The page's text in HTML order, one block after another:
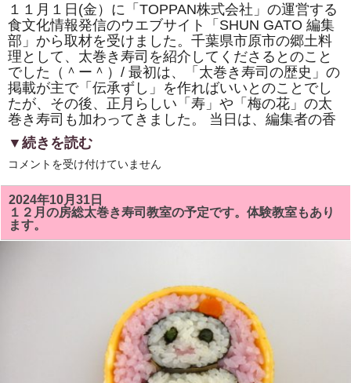
司
体
験
教
室」
で
「NHK
ワ
ー
ル
ド」
放
さ
て
い
る
「梅
の
花」
１１月１日(金）に「TOPPAN株式会社」の運営する
食文化情報発信のウエブサイト「SHUN GATO 編集
部」から取材を受けました。千葉県市原市の郷土料
理として、太巻き寿司を紹介してくださるとのこと
でした（＾ー＾）/ 最初は、「太巻き寿司の歴史」の
掲載が主で「伝承ずし」を作ればいいとのことでし
たが、その後、正月らしい「寿」や「梅の花」の太
巻き寿司も加わってきました。 当日は、編集者の香
▼続きを読む
「TOPPAN
式
会
社」
の
運
営
コメントを受け付けていません
2024年10月31日
１２月の房総太巻き寿司教室の予定です。体験教室もあり
ます。